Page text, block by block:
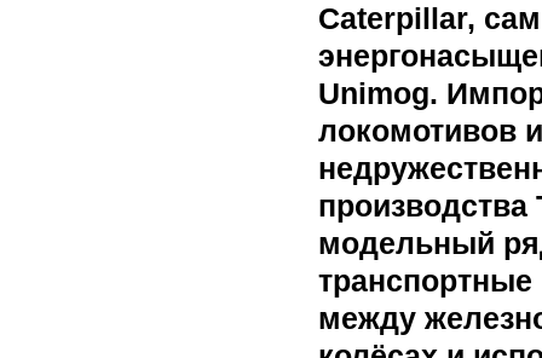
Caterpillar,
Unimog.
локомотивов
модельный
между